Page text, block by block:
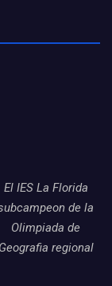
El IES La Florida
de la
Olimpiada de
Geografia regional